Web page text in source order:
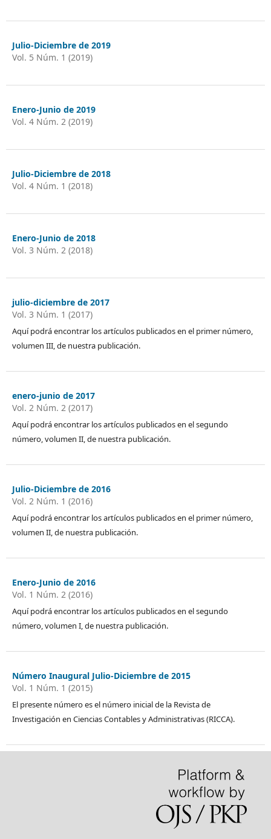
Julio-Diciembre de 2019
Vol. 5 Núm. 1 (2019)
Enero-Junio de 2019
Vol. 4 Núm. 2 (2019)
Julio-Diciembre de 2018
Vol. 4 Núm. 1 (2018)
Enero-Junio de 2018
Vol. 3 Núm. 2 (2018)
julio-diciembre de 2017
Vol. 3 Núm. 1 (2017)
Aquí podrá encontrar los artículos publicados en el primer número,
volumen III, de nuestra publicación.
enero-junio de 2017
Vol. 2 Núm. 2 (2017)
Aquí podrá encontrar los artículos publicados en el segundo
número, volumen II, de nuestra publicación.
Julio-Diciembre de 2016
Vol. 2 Núm. 1 (2016)
Aquí podrá encontrar los artículos publicados en el primer número,
volumen II, de nuestra publicación.
Enero-Junio de 2016
Vol. 1 Núm. 2 (2016)
Aquí podrá encontrar los artículos publicados en el segundo
número, volumen I, de nuestra publicación.
Número Inaugural Julio-Diciembre de 2015
Vol. 1 Núm. 1 (2015)
El presente número es el número inicial de la Revista de
Investigación en Ciencias Contables y Administrativas (RICCA).